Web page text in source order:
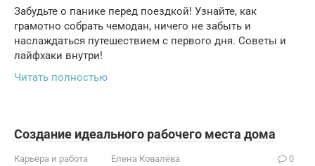
Забудьте о панике перед поездкой! Узнайте, как
грамотно собрать чемодан, ничего не забыть и
наслаждаться путешествием с первого дня. Советы и
лайфхаки внутри!
Читать полностью
Создание идеального рабочего места дома
Карьера и работа Елена Ковалёва 0